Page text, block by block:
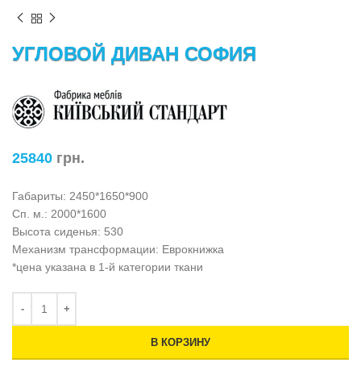
УГЛОВОЙ ДИВАН СОФИЯ
25840 грн.
Габариты: 2450*1650*900
Сп. м.: 2000*1600
Высота сиденья: 530
Механизм трансформации: Еврокнижка
*цена указана в 1-й категории ткани
В КОРЗИНУ